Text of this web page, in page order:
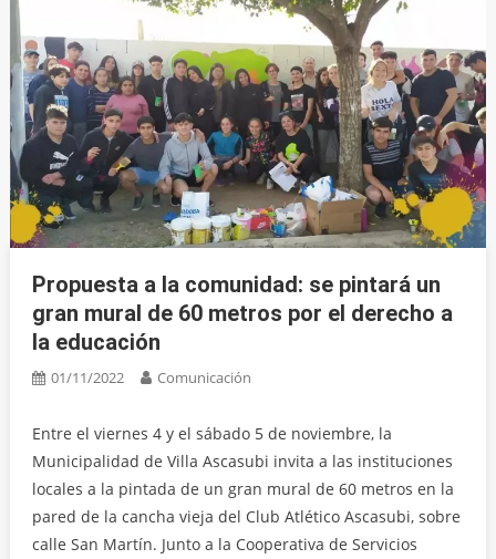
Propuesta a la comunidad: se pintará un
gran mural de 60 metros por el derecho a
la educación
01/11/2022 Comunicación
Entre el viernes 4 y el sábado 5 de noviembre, la
Municipalidad de Villa Ascasubi invita a las instituciones
locales a la pintada de un gran mural de 60 metros en la
pared de la cancha vieja del Club Atlético Ascasubi, sobre
calle San Martín. Junto a la Cooperativa de Servicios